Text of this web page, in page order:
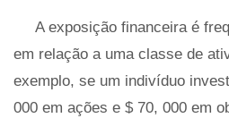
A exposição financeira é
em relação a uma classe de
exemplo, se um indivíduo
000 em ações e $ 70, 000 em